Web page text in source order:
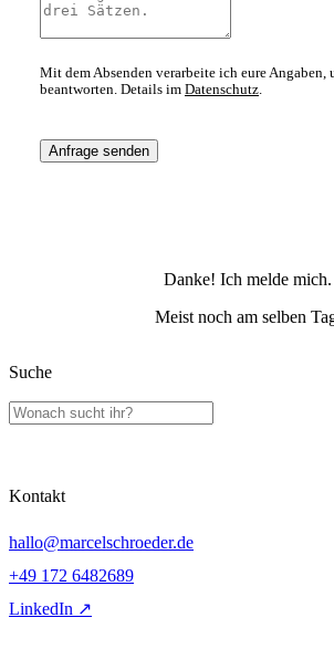
Mit dem Absenden verarbeite ich eure Angaben,
beantworten. Details im Datenschutz.
Anfrage senden
Danke! Ich melde mich.
Meist noch am selben
Suche
Kontakt
hallo@marcelschroeder.de
+49 172 6482689
LinkedIn ↗